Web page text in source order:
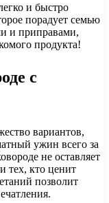
и быстро
порадует семью
и приправами,
продукта!
с
вариантов,
ужин всего за
не оставляет
тех, кто ценит
позволит